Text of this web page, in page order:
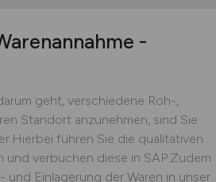
-
geht, verschiedene Roh-,
Standort anzunehmen, sind Sie
führen Sie die qualitativen
verbuchen diese in SAP.Zudem
Einlagerung der Waren in unser